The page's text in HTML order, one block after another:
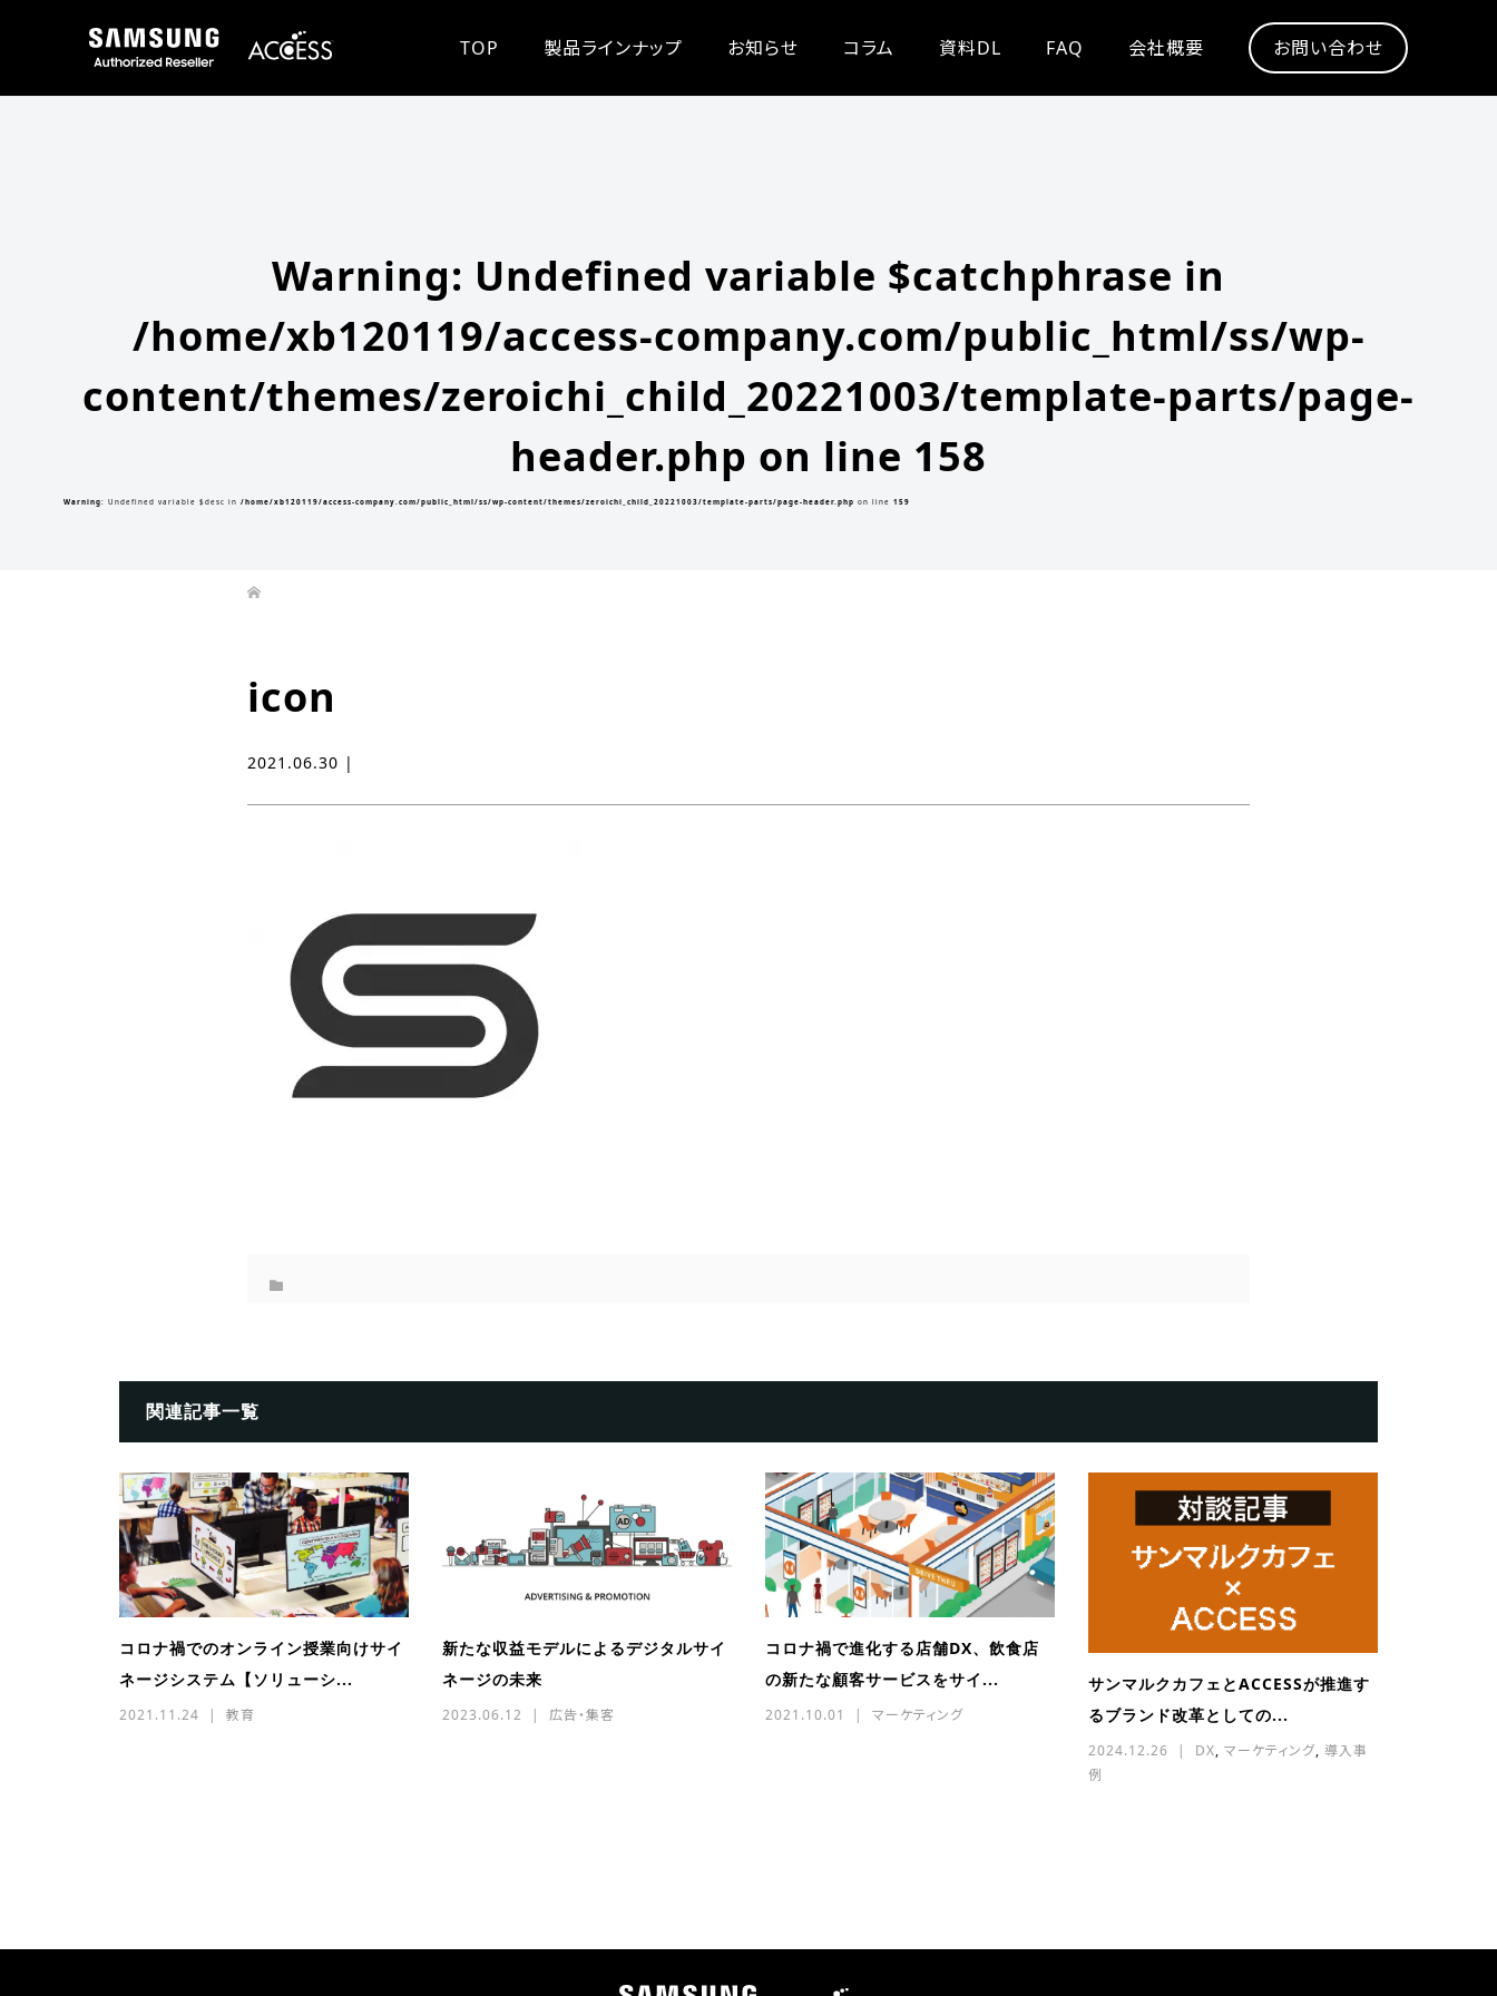
TOP 製品ラインナップ お知らせ コラム 資料DL FAQ 会社概要 お問い合わせ
Warning: Undefined variable $catchphrase in
/home/xb120119/access-company.com/public_html/ss/wp-
content/themes/zeroichi_child_20221003/template-parts/page-
header.php on line 158
Warning: Undefined variable $desc in /home/xb120119/access-company.com/public_html/ss/wp-content/themes/zeroichi_child_20221003/template-parts/page-header.php on line 159
icon
2021.06.30 |
関連記事一覧
コロナ禍でのオンライン授業向けサイ
ネージシステム【ソリューシ...
2021.11.24 教育
新たな収益モデルによるデジタルサイ
ネージの未来
2023.06.12 広告・集客
コロナ禍で進化する店舗DX、飲食店
の新たな顧客サービスをサイ...
2021.10.01 マーケティング
サンマルクカフェとACCESSが推進す
るブランド改革としての...
2024.12.26 DX, マーケティング, 導入事
例